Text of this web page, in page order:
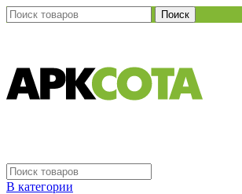
Поиск
В категории